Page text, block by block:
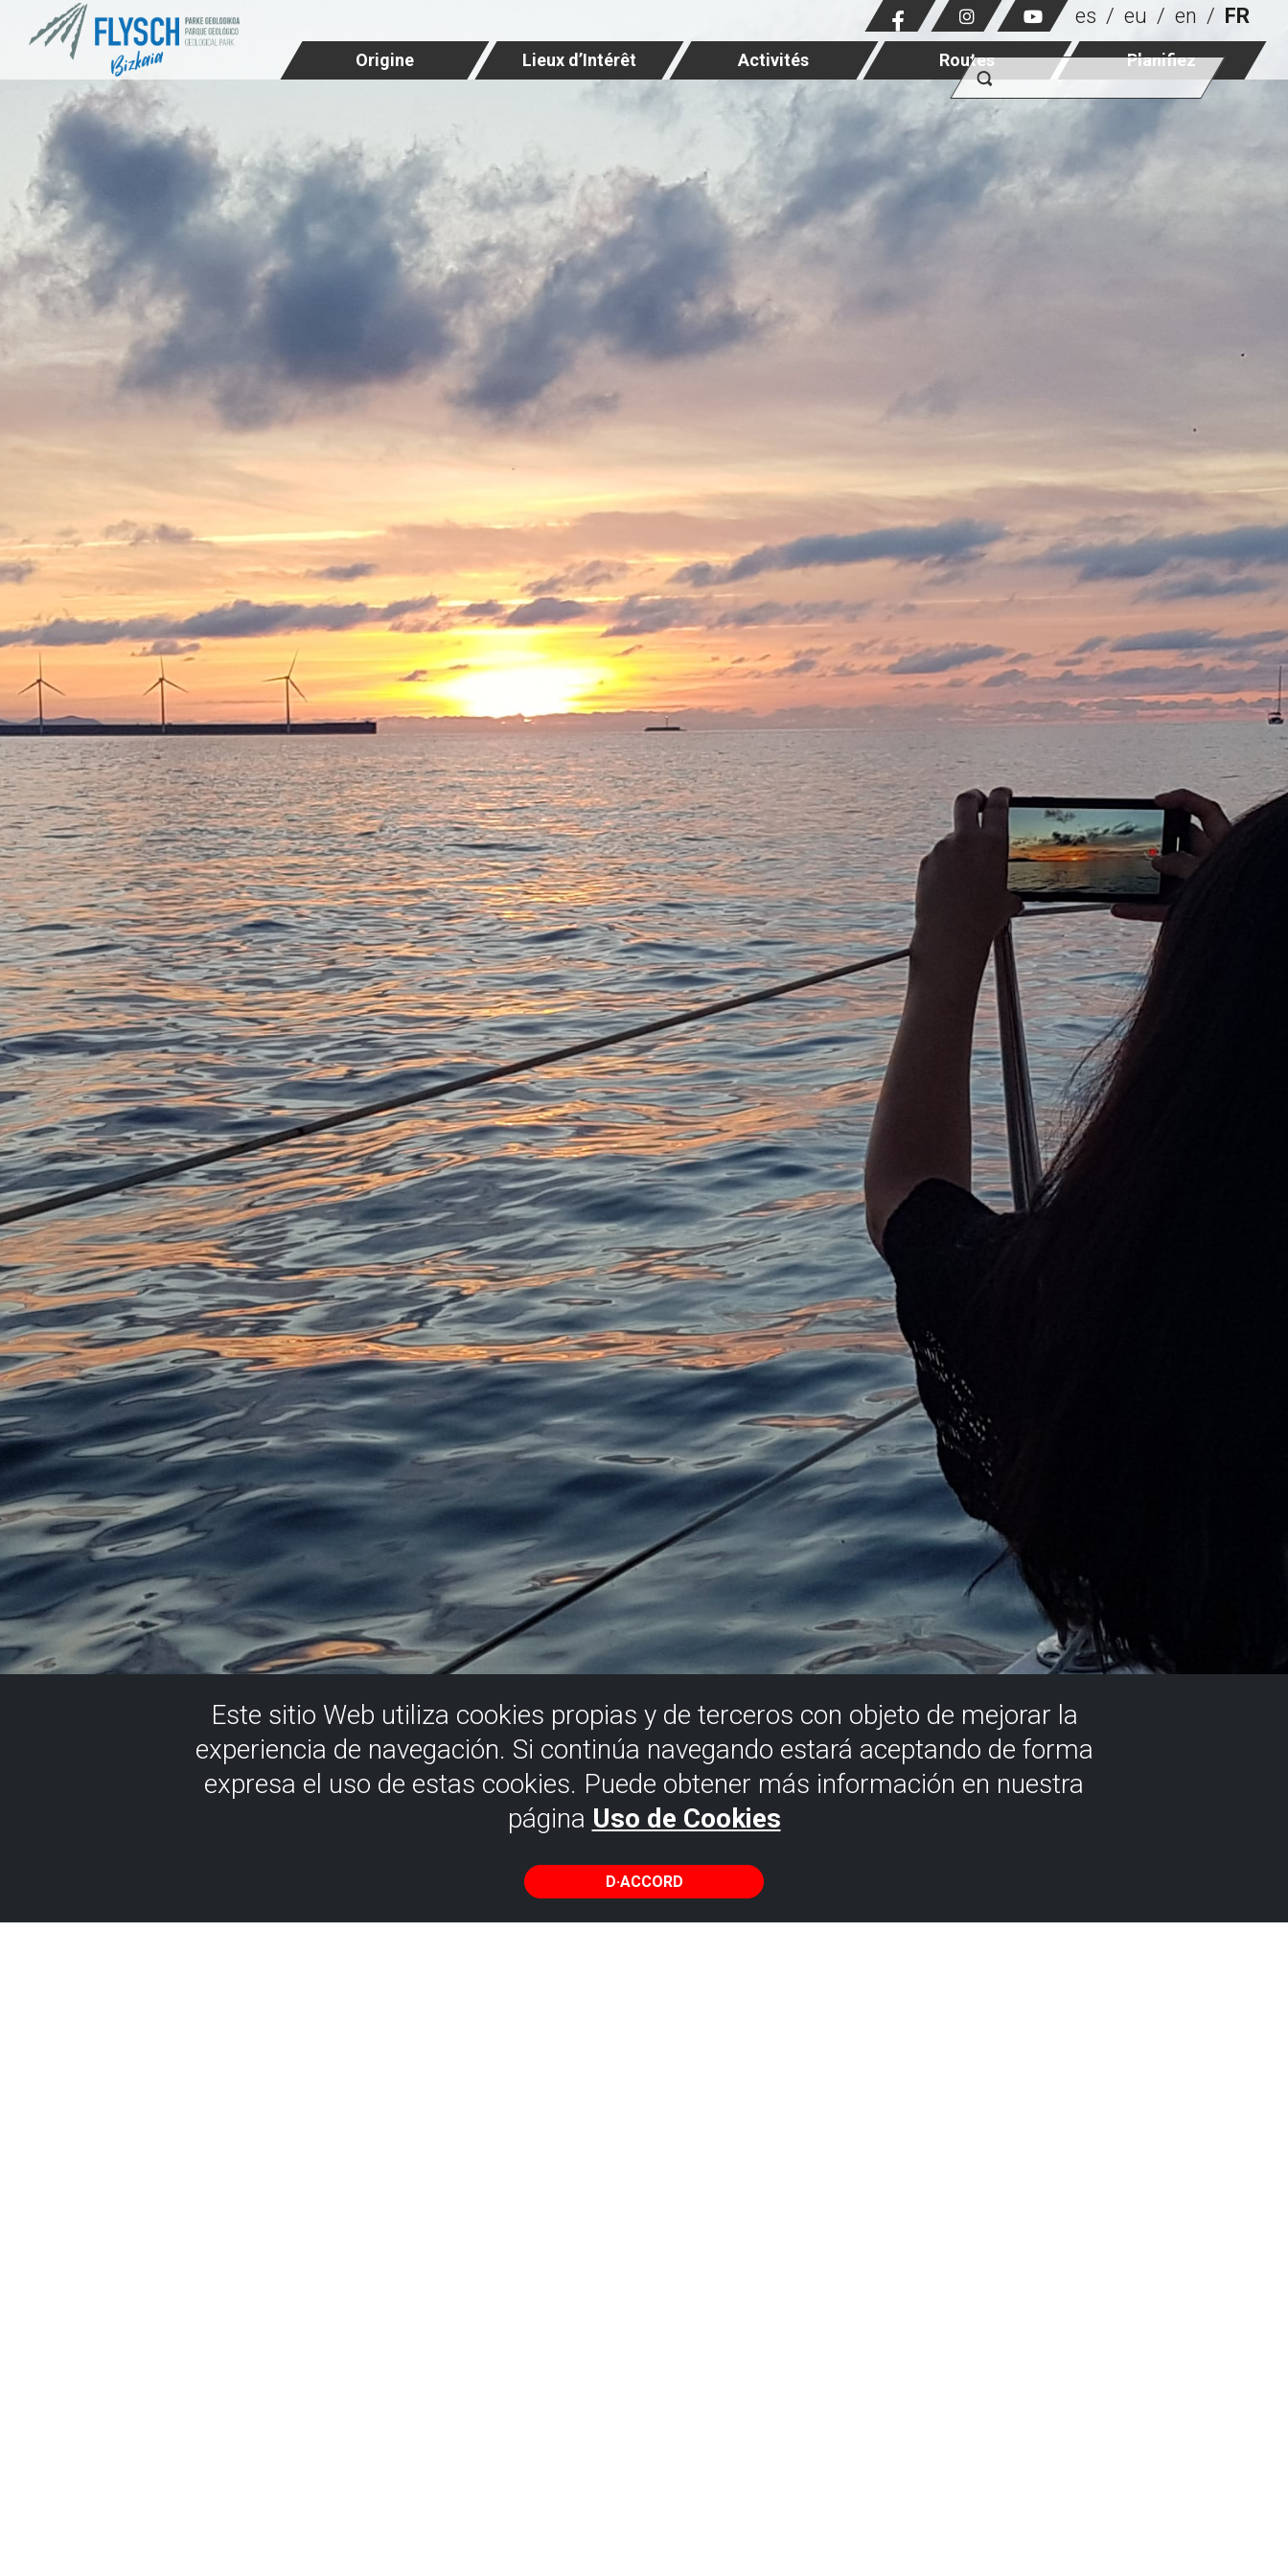
es eu en FR
Origine Lieux d’Intérêt Activités Routes Planifiez
Este sitio Web utiliza cookies propias y de terceros con objeto de mejorar la
experiencia de navegación. Si continúa navegando estará aceptando de forma
expresa el uso de estas cookies. Puede obtener más información en nuestra
página Uso de Cookies
D·ACCORD